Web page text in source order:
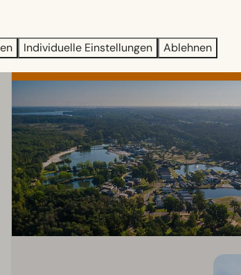
EuroParcs Zilverstrand
Individuelle Einstellungen Ablehnen